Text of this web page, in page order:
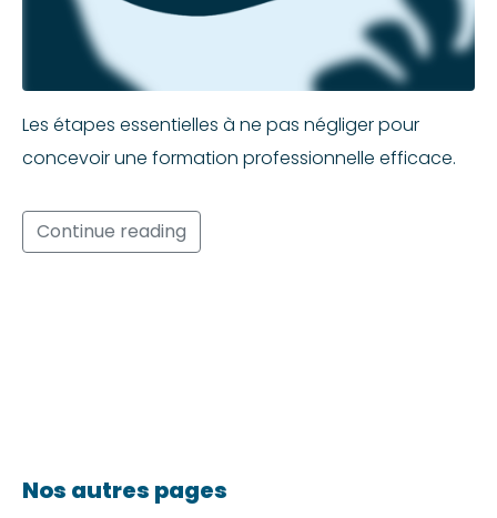
Les étapes essentielles à ne pas négliger pour
concevoir une formation professionnelle efficace.
Continue reading
Nos autres pages